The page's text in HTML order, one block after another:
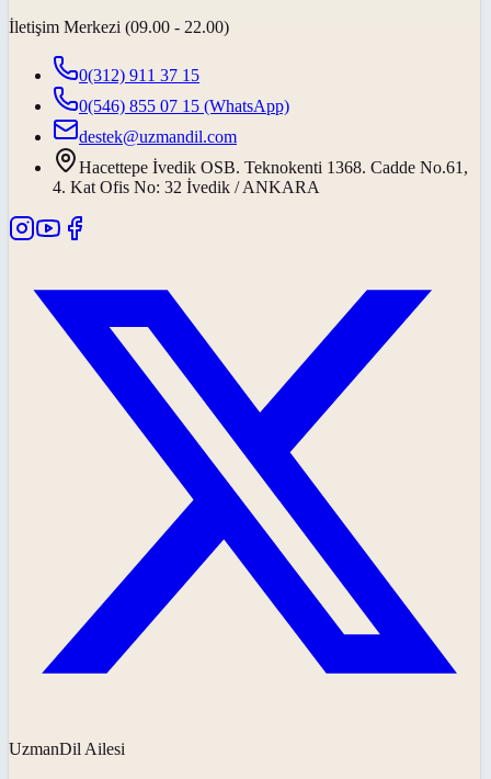
İletişim Merkezi (09.00 - 22.00)
0(312) 911 37 15
0(546) 855 07 15 (WhatsApp)
destek@uzmandil.com
Hacettepe İvedik OSB. Teknokenti 1368. Cadde No.61,
4. Kat Ofis No: 32 İvedik / ANKARA
UzmanDil Ailesi